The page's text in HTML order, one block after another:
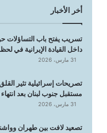
أخر الأخبار
تسريب يفتح باب التساؤلات
داخل القيادة الإيرانية في
31 مارس، 2026
تصريحات إسرائيلية تثير
مستقبل جنوب لبنان بعد انتهاء
31 مارس، 2026
تصعيد لافت بين طهران